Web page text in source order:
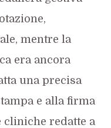
mentre la
era ancora
una precisa
e alla firma
cliniche redatte a